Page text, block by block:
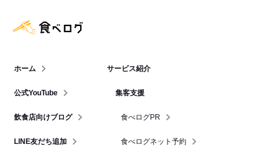
ホーム
公式YouTube
飲食店向けブログ
LINE友だち追加
サービス紹介
集客支援
食べログPR
食べログネット予約